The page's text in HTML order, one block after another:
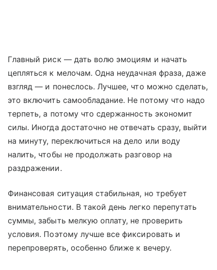
Главный риск — дать волю эмоциям и начать
цепляться к мелочам. Одна неудачная фраза, даже
взгляд — и понеслось. Лучшее, что можно сделать,
это включить самообладание. Не потому что надо
терпеть, а потому что сдержанность экономит
силы. Иногда достаточно не отвечать сразу, выйти
на минуту, переключиться на дело или воду
налить, чтобы не продолжать разговор на
раздражении.
Финансовая ситуация стабильная, но требует
внимательности. В такой день легко перепутать
суммы, забыть мелкую оплату, не проверить
условия. Поэтому лучше все фиксировать и
перепроверять, особенно ближе к вечеру.